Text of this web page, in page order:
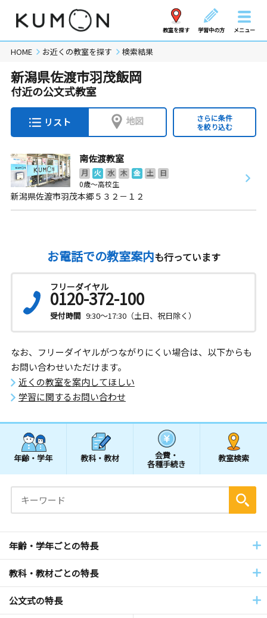
教室を探す 学習中の方 メニュー
HOME お近くの教室を探す 検索結果
新潟県佐渡市羽茂飯岡
付近の公文式教室
リスト 地図
さらに条件
を絞り込む
南佐渡教室
月 火 水 木 金 土
日
0歳～高校生
新潟県佐渡市羽茂本郷５３２－１２
お電話での教室案内も行っています
フリーダイヤル
0120-372-100
受付時間 9:30～17:30（土日、祝日除く）
なお、フリーダイヤルがつながりにくい場合は、以下からも
お問い合わせいただけます。
近くの教室を案内してほしい
学習に関するお問い合わせ
年齢・学年 教科・教材 会費・
各種手続き
教室検索
年齢・学年ごとの特長
教科・教材ごとの特長
公文式の特長